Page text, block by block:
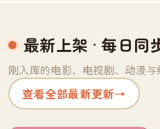
最新上架 · 每日同
刚入库的电影、电视剧、动漫
查看全部最新更新→